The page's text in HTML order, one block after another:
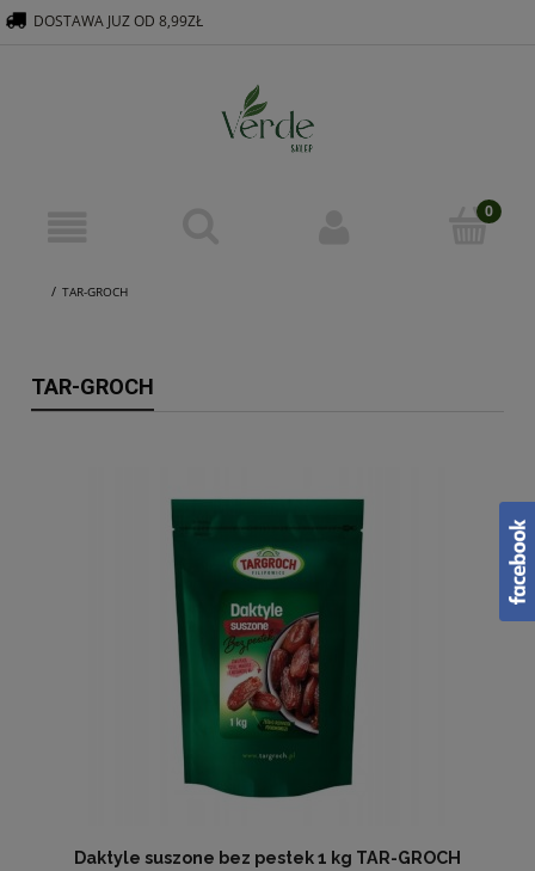
TAR-GROCH
DOSTAWA JUZ OD 8,99ZŁ
TAR-GROCH
Daktyle suszone bez pestek 1 kg TAR-GROCH